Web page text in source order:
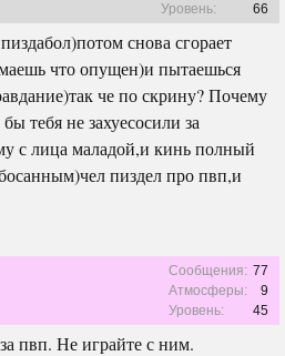
Уровень:
66
снова сгорает
что опущен)и пытаешься
че по скрину? Почему
тебя не захуесосили за
с лица маладой,и кинь полный
пиздел про пвп,и
Сообщения: 77
Атмосферы:
9
Уровень:
45
пвп. Не играйте с ним.